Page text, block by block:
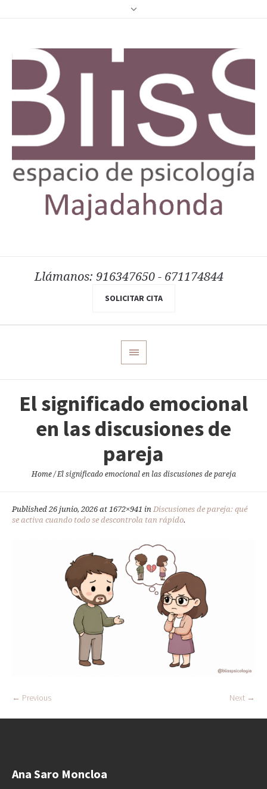
Llámanos: 916347650 - 671174844
SOLICITAR CITA
El significado emocional
en las discusiones de
pareja
Home /El significado emocional en las discusiones de pareja
Published 26 junio, 2026 at 1672×941 in Discusiones de pareja: qué
se activa cuando todo se descontrola tan rápido.
← Previous Next →
Ana Saro Moncloa